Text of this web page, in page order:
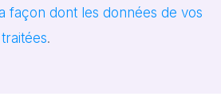
façon dont les données de vos
.